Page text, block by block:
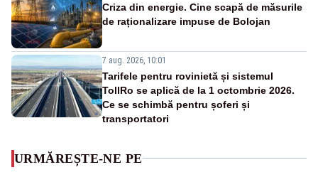
Criza din energie. Cine scapă de măsurile
de raționalizare impuse de Bolojan
7 aug. 2026, 10:01
Tarifele pentru rovinietă și sistemul
TollRo se aplică de la 1 octombrie 2026.
Ce se schimbă pentru șoferi și
transportatori
URMĂREȘTE-NE PE